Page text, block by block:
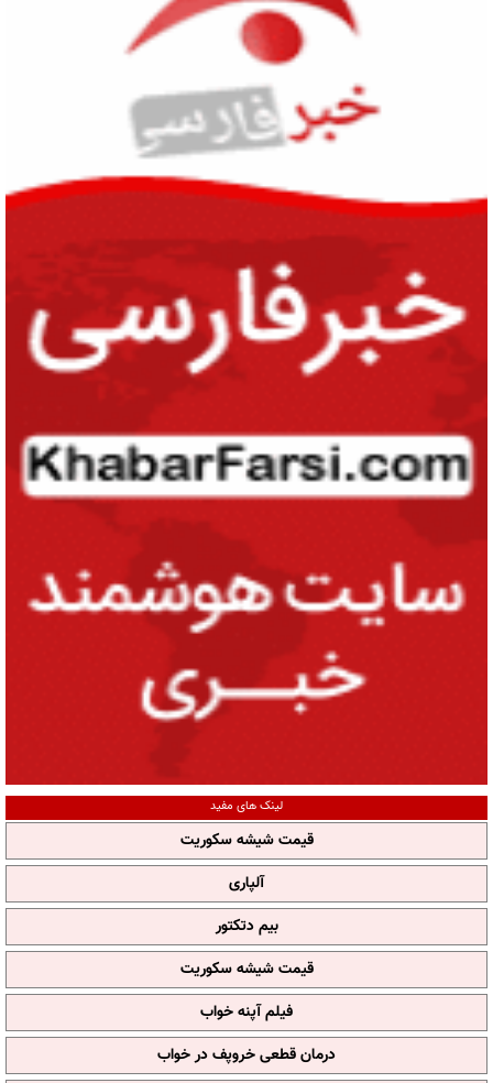
لینک های مفید
قیمت شیشه سکوریت
آلپاری
بیم دتکتور
قیمت شیشه سکوریت
فیلم آپنه خواب
درمان قطعی خروپف در خواب